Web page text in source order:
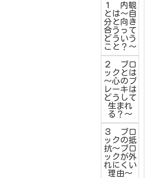
１ 内観
とは～自
分と向き
合うって
どういう
こと？～
２ ブロ
ックとは
～心のブ
レーキは
どうして
生まれ
る？～
３ ブロ
ックの抵
抗～ブロ
ックが外
れにくい
理由～